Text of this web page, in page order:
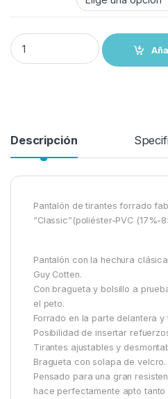
Pantalón Peto - Reforzado GUY
Descripción
Pantalón de tirantes forrado
“Classic”(poliéster-PVC (17%-
Pantalón con la hechura
Guy Cotten.
Con bragueta y bolsillo a
el peto.
Forrado en la parte delantera
Posibilidad de insertar
Tirantes ajustables y
Bragueta con solapa de velcro.
Pensado para una gran
hace perfectamente apto